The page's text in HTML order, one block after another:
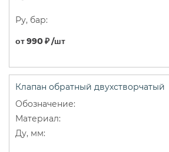
от 990 ₽ /шт
Клапан обратный двухстворчатый